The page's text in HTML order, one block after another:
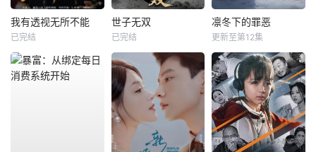
我有透视无所不能
已完结
世子无双
已完结
凛冬下的罪恶
更新至第12集